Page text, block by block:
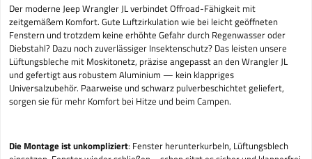
Der moderne Jeep Wrangler JL verbindet Offroad-Fähigkeit mit
zeitgemäßem Komfort. Gute Luftzirkulation wie bei leicht geöffneten
Fenstern und trotzdem keine erhöhte Gefahr durch Regenwasser oder
Diebstahl? Dazu noch zuverlässiger Insektenschutz? Das leisten unsere
Lüftungsbleche mit Moskitonetz, präzise angepasst an den Wrangler JL
und gefertigt aus robustem Aluminium — kein klappriges
Universalzubehör. Paarweise und schwarz pulverbeschichtet geliefert,
sorgen sie für mehr Komfort bei Hitze und beim Campen.
Die Montage ist unkompliziert: Fenster herunterkurbeln, Lüftungsblech